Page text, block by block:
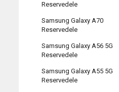
Reservedele
Samsung Galaxy A70
Reservedele
Samsung Galaxy A56 5G
Reservedele
Samsung Galaxy A55 5G
Reservedele